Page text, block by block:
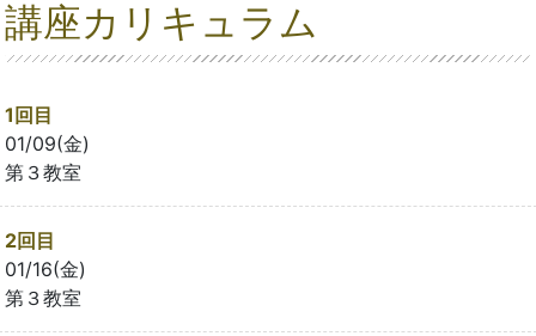
講座カリキュラム
1回目
01/09(金)
第３教室
2回目
01/16(金)
第３教室